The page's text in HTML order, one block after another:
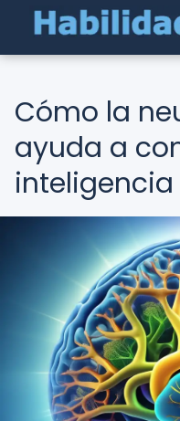
Cómo la
ayuda a